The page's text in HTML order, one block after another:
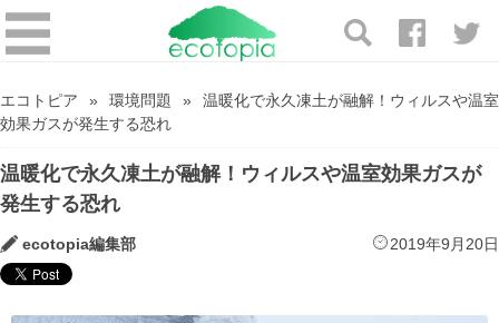
エコトピア 環境問題
温暖化で永久凍土が融解！ウィルスや温室
効果ガスが発生する恐れ
温暖化で永久凍土が融解！ウィルスや温室効果ガスが
発生する恐れ
ecotopia編集部 2019年9月20日